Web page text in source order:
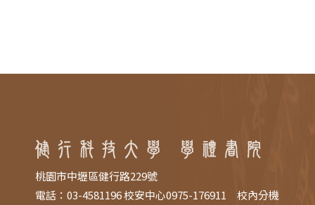
桃園市中壢區健行路229號
電話：03-4581196 校安中心0975-176911 校內分機